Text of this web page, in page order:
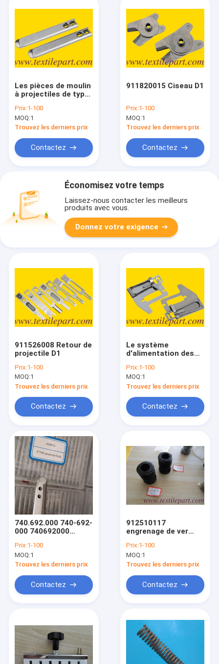
Produits
A propos de nous
Les pièces de moulin
à projectiles de type
Prix:1-100
MOQ:1
Trouvez les derniers prix
Contactez
911820015 Ciseau D1
Prix:1-100
MOQ:1
Trouvez les derniers prix
Contactez
Économisez votre temps
Laissez-nous contacter les meilleurs
produits avec vous.
Donnez votre exigence
911526008 Retour de
projectile D1
Prix:1-100
MOQ:1
Trouvez les derniers prix
Contactez
Le système
d'alimentation des
équipé d'un dispositif
d'alimentation de
projectiles.
Prix:1-100
MOQ:1
Trouvez les derniers prix
Contactez
740.692.000 740-692-
000 740692000
projectile
Prix:1-100
MOQ:1
Trouvez les derniers prix
Contactez
912510117
engrenage de ver
de tissu de projectile
Prix:1-100
MOQ:1
Trouvez les derniers prix
Contactez